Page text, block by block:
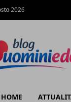
2026
HOME